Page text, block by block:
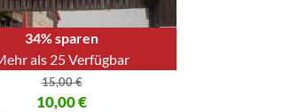
34% sparen
als 25 Verfügbar
15,00€
Preis war: 15,00 €
10,00€